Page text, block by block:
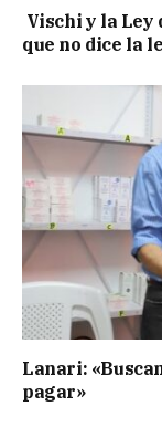
Vischi y la Ley
que no dice la
Lanari:
pagar»